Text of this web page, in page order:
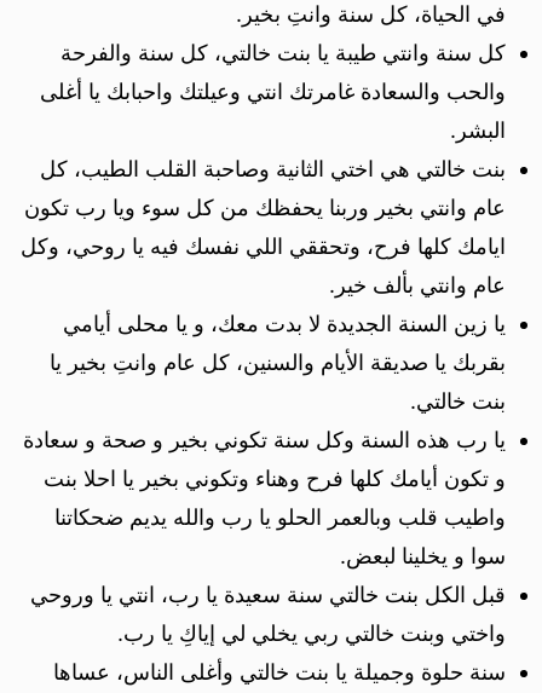
في الحياة، كل سنة وانتِ بخير.
كل سنة وانتي طيبة يا بنت خالتي، كل سنة والفرحة
والحب والسعادة غامرتك انتي وعيلتك واحبابك يا أغلى
البشر.
بنت خالتي هي اختي الثانية وصاحبة القلب الطيب، كل
عام وانتي بخير وربنا يحفظك من كل سوء ويا رب تكون
ايامك كلها فرح، وتحققي اللي نفسك فيه يا روحي، وكل
عام وانتي بألف خير.
يا زين السنة الجديدة لا بدت معك، و يا محلى أيامي
بقربك يا صديقة الأيام والسنين، كل عام وانتِ بخير يا
بنت خالتي.
يا رب هذه السنة وكل سنة تكوني بخير و صحة و سعادة
و تكون أيامك كلها فرح وهناء وتكوني بخير يا احلا بنت
واطيب قلب وبالعمر الحلو يا رب والله يديم ضحكاتنا
سوا و يخلينا لبعض.
قبل الكل بنت ‏خالتي سنة سعيدة يا رب، انتي يا وروحي
واختي وبنت خالتي ربي يخلي لي إياكِ يا رب.
سنة حلوة وجميلة يا بنت خالتي وأغلى الناس، عساها